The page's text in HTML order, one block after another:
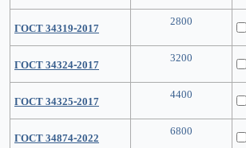
ГОСТ 34319-2017 2800
ГОСТ 34324-2017 3200
ГОСТ 34325-2017 4400
ГОСТ 34874-2022 6800